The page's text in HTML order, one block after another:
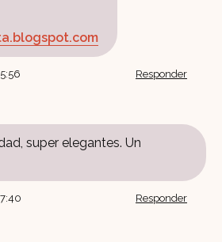
Responder
super elegantes. Un
Responder